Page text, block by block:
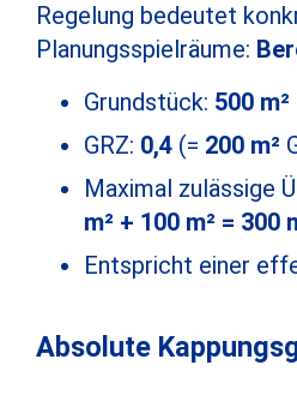
Regelung bedeutet
Planungsspielräume:
Grundstück: 500 m²
GRZ: 0,4 (= 200 m²
Maximal zulässige
m² + 100 m² = 300
Entspricht einer
Absolute